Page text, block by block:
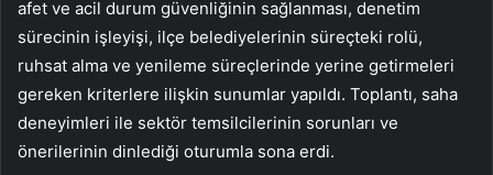
afet ve acil durum güvenliğinin sağlanması, denetim
sürecinin işleyişi, ilçe belediyelerinin süreçteki rolü,
ruhsat alma ve yenileme süreçlerinde yerine getirmeleri
gereken kriterlere ilişkin sunumlar yapıldı. Toplantı, saha
deneyimleri ile sektör temsilcilerinin sorunları ve
önerilerinin dinlediği oturumla sona erdi.